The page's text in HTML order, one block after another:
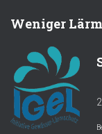
Weniger